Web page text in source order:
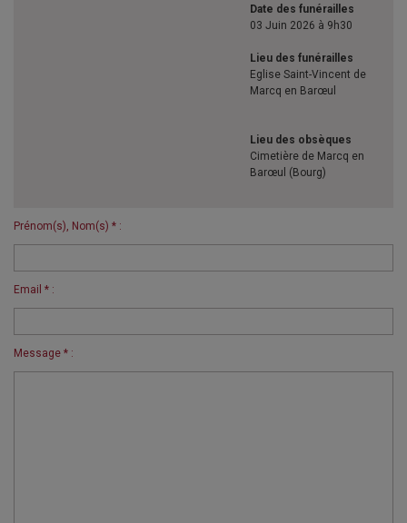
Date des funérailles
03 Juin 2026 à 9h30
Lieu des funérailles
Eglise Saint-Vincent de
Marcq en Barœul
Lieu des obsèques
Cimetière de Marcq en
Barœul (Bourg)
Prénom(s), Nom(s) * :
Email * :
Message * :